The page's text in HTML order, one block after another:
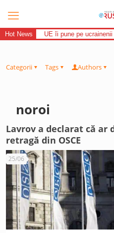
Hot News UE îi pune pe
Categorii Tags Authors
noroi
Lavrov a declarat că ar
retragă din OSCE
25/06